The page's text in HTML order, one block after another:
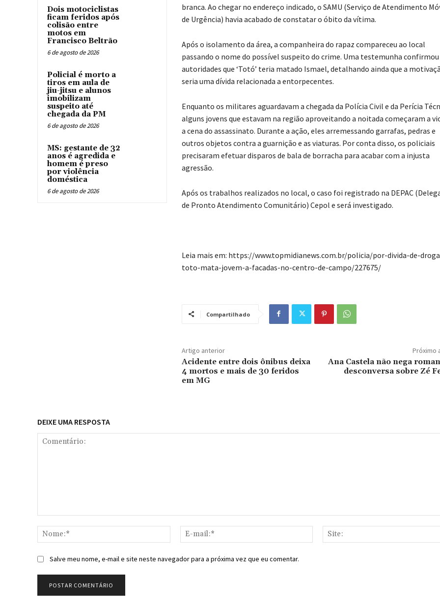
Dois motociclistas
ficam feridos após
colisão entre
motos em
Francisco Beltrão
6 de agosto de 2026
Policial é morto a
tiros em aula de
jiu-jitsu e alunos
imobilizam
suspeito até
chegada da PM
6 de agosto de 2026
MS: gestante de 32
anos é agredida e
homem é preso
por violência
doméstica
6 de agosto de 2026
branca. Ao chegar no endereço indicado, o SAMU (Serviço de Atendimento
de Urgência) havia acabado de constatar o óbito da vítima.
Após o isolamento da área, a companheira do rapaz compareceu ao local
passando o nome do possível suspeito do crime. Uma testemunha confirmou
autoridades que ‘Totó’ teria matado Ismael, detalhando ainda que a
seria uma dívida relacionada a entorpecentes.
Enquanto os militares aguardavam a chegada da Polícia Civil e da Perícia
alguns jovens que estavam na região aproveitando a noitada começaram a
a cena do assassinato. Durante a ação, eles arremessando garrafas, pedras e
outros objetos contra a guarnição e as viaturas. Por conta disso, os policiais
precisaram efetuar disparos de bala de borracha para acabar com a injusta
agressão.
Após os trabalhos realizados no local, o caso foi registrado na DEPAC
de Pronto Atendimento Comunitário) Cepol e será investigado.
Leia mais em: https://www.topmidianews.com.br/policia/por-divida-de-
toto-mata-jovem-a-facadas-no-centro-de-campo/227675/
Compartilhado
Artigo anterior
Acidente entre dois ônibus deixa
4 mortos e mais de 30 feridos
em MG
Próximo
Ana Castela não nega
desconversa sobre Zé
DEIXE UMA RESPOSTA
Nome:*
mail:*
Salve meu nome, e-mail e site neste navegador para a próxima vez que eu comentar.